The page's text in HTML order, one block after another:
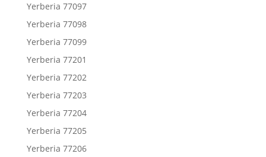
Yerberia 77097
Yerberia 77098
Yerberia 77099
Yerberia 77201
Yerberia 77202
Yerberia 77203
Yerberia 77204
Yerberia 77205
Yerberia 77206